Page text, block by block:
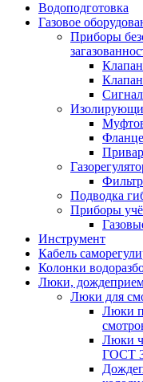
Водоподготовка
Газовое
Приборы
Подводка
Приборы
Инструмент
Кабель
Колонки
Люки,
Люки для
Люки
Люки
ГОСТ